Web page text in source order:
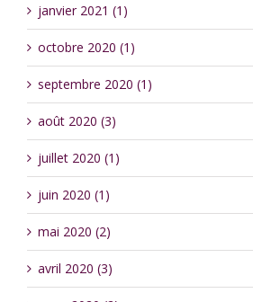
janvier 2021 (1)
octobre 2020 (1)
septembre 2020 (1)
août 2020 (3)
juillet 2020 (1)
juin 2020 (1)
mai 2020 (2)
avril 2020 (3)